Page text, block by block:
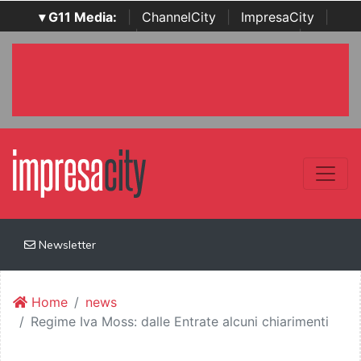
▾ G11 Media: ChannelCity ImpresaCity
SecurityOpenLab | Italian Channel Awards | Italian
Newsletter
Home
news
Regime Iva Moss: dalle Entrate alcuni chiarimenti